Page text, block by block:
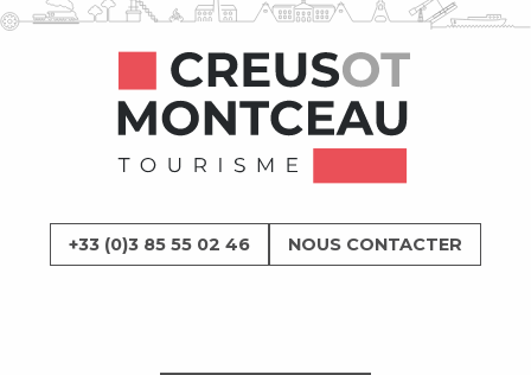
+33 (0)3 85 55 02 46 NOUS CONTACTER